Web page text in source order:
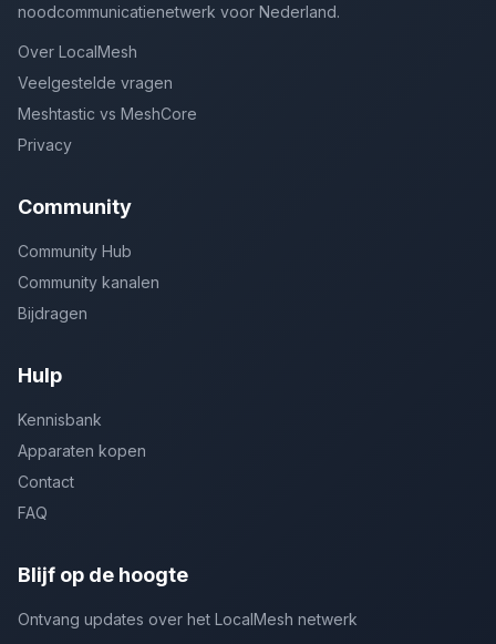
noodcommunicatienetwerk voor Nederland.
Over LocalMesh
Veelgestelde vragen
Meshtastic vs MeshCore
Privacy
Community
Community Hub
Community kanalen
Bijdragen
Hulp
Kennisbank
Apparaten kopen
Contact
FAQ
Blijf op de hoogte
Ontvang updates over het LocalMesh netwerk